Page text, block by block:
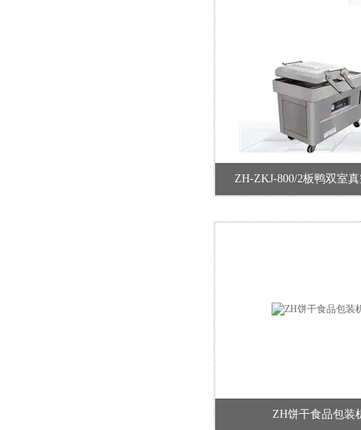
ZH-ZKJ-800/2板鸭双室
ZH饼干食品包装